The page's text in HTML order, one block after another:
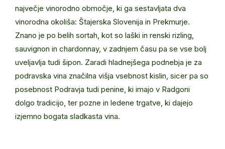
največje vinorodno območje, ki ga sestavljata dva
vinorodna okoliša: Štajerska Slovenija in Prekmurje.
Znano je po belih sortah, kot so laški in renski rizling,
sauvignon in chardonnay, v zadnjem času pa se vse bolj
uveljavlja tudi šipon. Zaradi hladnejšega podnebja je za
podravska vina značilna višja vsebnost kislin, sicer pa so
posebnost Podravja tudi penine, ki imajo v Radgoni
dolgo tradicijo, ter pozne in ledene trgatve, ki dajejo
izjemno bogata sladkasta vina.